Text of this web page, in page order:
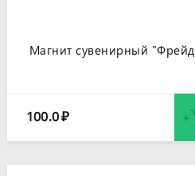
Магнит сувенирный
100.0₽